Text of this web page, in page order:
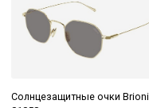
Солнцезащитные очки Brioni